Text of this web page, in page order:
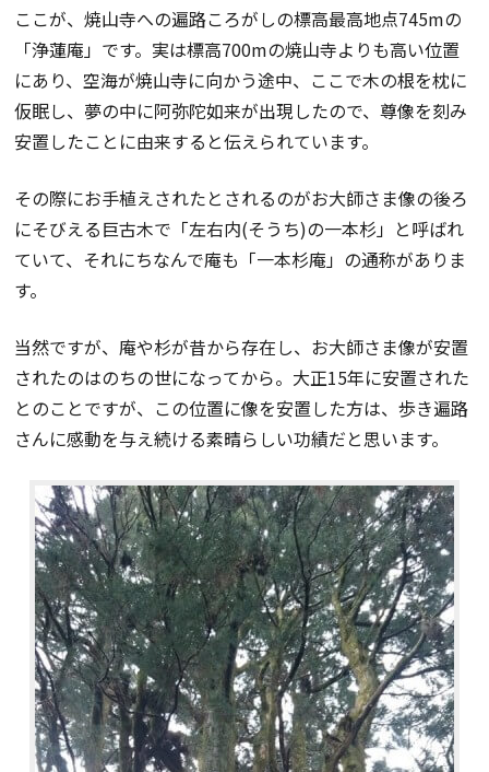
ここが、焼山寺への遍路ころがしの標高最高地点745mの
「浄蓮庵」です。実は標高700mの焼山寺よりも高い位置
にあり、空海が焼山寺に向かう途中、ここで木の根を枕に
仮眠し、夢の中に阿弥陀如来が出現したので、尊像を刻み
安置したことに由来すると伝えられています。
その際にお手植えされたとされるのがお大師さま像の後ろ
にそびえる巨古木で「左右内(そうち)の一本杉」と呼ばれ
ていて、それにちなんで庵も「一本杉庵」の通称がありま
す。
当然ですが、庵や杉が昔から存在し、お大師さま像が安置
されたのはのちの世になってから。大正15年に安置された
とのことですが、この位置に像を安置した方は、歩き遍路
さんに感動を与え続ける素晴らしい功績だと思います。